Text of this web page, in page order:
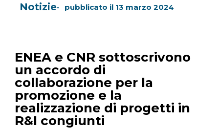
Notizie pubblicato il 13 marzo 2024
ENEA e CNR sottoscrivono
un accordo di
collaborazione per la
promozione e la
realizzazione di progetti in
R&I congiunti